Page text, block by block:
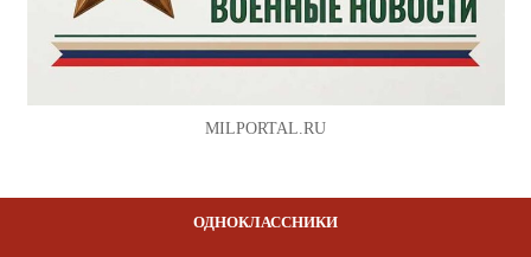
MILPORTAL.RU
ОДНОКЛАССНИКИ